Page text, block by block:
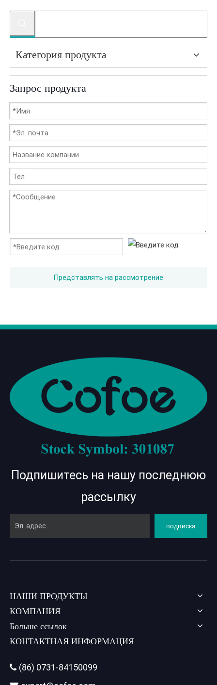
Категория продукта
Запрос продукта
Представлять на рассмотрение
Подпишитесь на нашу последнюю
рассылку
подписка
НАШИ ПРОДУКТЫ
КОМПАНИЯ
Больше ссылок
КОНТАКТНАЯ ИНФОРМАЦИЯ
 (86) 0731-84150099